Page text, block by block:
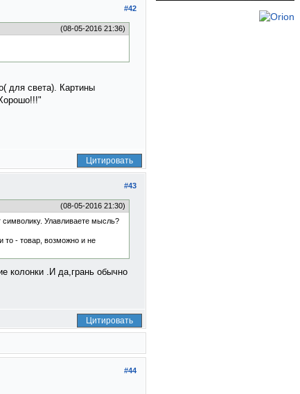
#42
(08-05-2016 21:36)
для света). Картины
Цитировать
#43
(08-05-2016 21:30)
символику. Улавливаете мысль?
то - товар, возможно и не
колонки .И да,грань обычно
Цитировать
#44